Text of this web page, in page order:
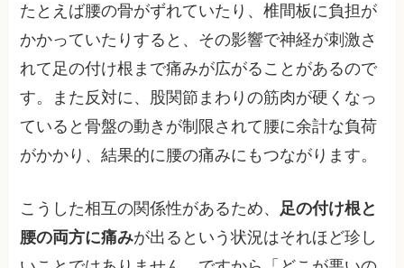
たとえば腰の骨がずれていたり、椎間板に負担が
かかっていたりすると、その影響で神経が刺激さ
れて足の付け根まで痛みが広がることがあるので
す。また反対に、股関節まわりの筋肉が硬くなっ
ていると骨盤の動きが制限されて腰に余計な負荷
がかかり、結果的に腰の痛みにもつながります。
こうした相互の関係性があるため、 足の付け根と
腰の両方に痛みが出るという状況はそれほど珍し